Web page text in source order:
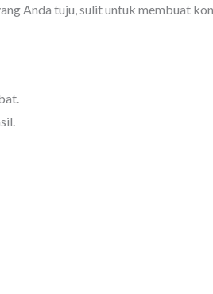
Anda tuju, sulit untuk membuat